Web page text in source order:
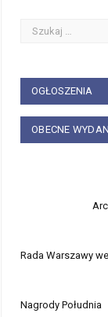
OGŁOSZENIA
OBECNE
Rada Warszawy
Nagrody Południa